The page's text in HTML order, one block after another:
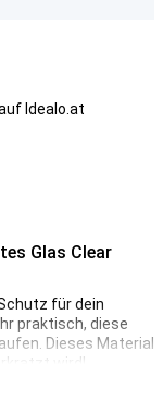
Idealo.at
Glas Clear
für dein
praktisch, diese
Dieses Material
wird!
man kaum, dass